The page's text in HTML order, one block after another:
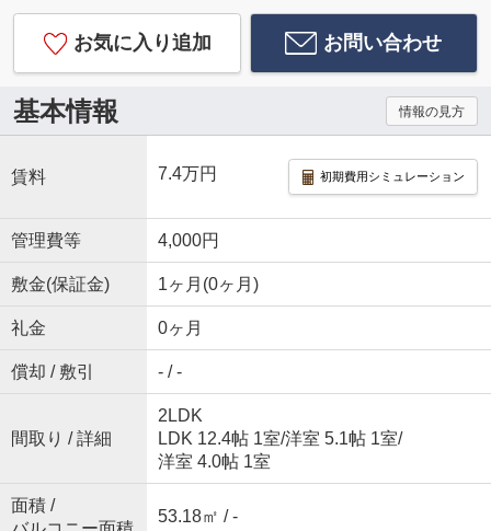
お気に入り追加 お問い合わせ
基本情報 情報の見方
賃料 7.4万円 初期費用シミュレーション
管理費等 4,000円
敷金(保証金) 1ヶ月(0ヶ月)
礼金 0ヶ月
償却 / 敷引 - / -
間取り / 詳細
2LDK
LDK 12.4帖 1室/洋室 5.1帖 1室/
洋室 4.0帖 1室
面積 /
53.18㎡ / -